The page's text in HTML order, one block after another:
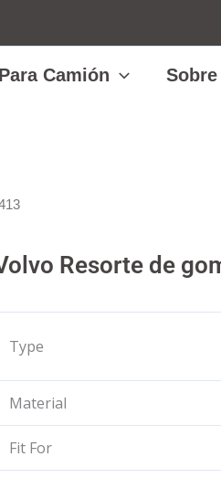
Camión
Resorte de
Type
Material
Fit For